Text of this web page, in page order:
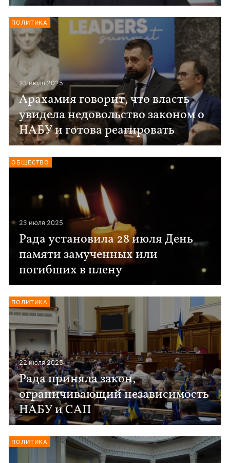
23 июля 2025
Арахамия говорит, что власть
увидела недовольство законом о
НАБУ и готова реагировать
ПОЛИТИКА
23 июля 2025
Рада установила 28 июля День
памяти замученных или
погибших в плену
ОБЩЕСТВО
22 июля 2025
Рада приняла закон,
ограничивающий независимость
НАБУ и САП
ПОЛИТИКА
ПОЛИТИКА